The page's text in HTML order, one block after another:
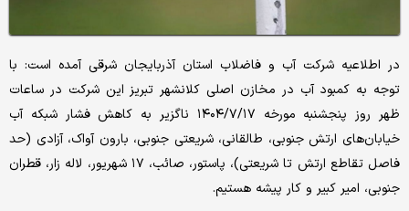
در اطلاعیه شرکت آب و فاضلاب استان آذربایجان شرقی آمده است: با
توجه به کمبود آب در مخازن اصلی کلانشهر تبریز این شرکت در ساعات
ظهر روز پنجشنبه مورخه ۱۴۰۴/۷/۱۷ ناگزیر به کاهش فشار شبکه آب
خیابان‌های ارتش جنوبی، طالقانی، شریعتی جنوبی، بارون آواک، آزادی (حد
فاصل تقاطع ارتش تا شریعتی)، پاستور، صائب، ۱۷ شهریور، لاله زار، قطران
جنوبی، امیر کبیر و کار پیشه هستیم.